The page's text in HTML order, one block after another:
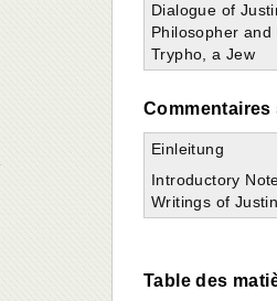
Dialogue of
Philosopher and
Trypho, a Jew
Einleitung
Introductory
Writings of
Table des